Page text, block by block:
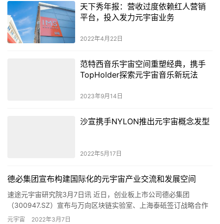
天下秀年报：营收过度依赖红人营销
平台，投入发力元宇宙业务
2022年4月22日
范特西音乐宇宙空间重塑经典，携手
TopHolder探索元宇宙音乐新玩法
2023年9月14日
沙宣携手NYLON推出元宇宙概念发型
2022年5月17日
德必集团宣布构建国际化的元宇宙产业交流和发展空间
速途元宇宙研究院3月7日讯 近日，创业板上市公司德必集团
（300947.SZ）宣布与万向区块链实验室、上海泰砥签订战略合作
备忘录，“外滩元宇宙中心”空间亦在德必外滩8号WE揭牌。德…
元宇宙 2022年3月7日